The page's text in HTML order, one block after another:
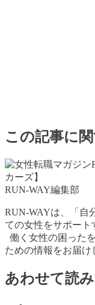
この記事に
RUN-WAY編集部
RUN-WAYは、「自
ての女性をサポート
働く女性の困った
ための情報をお届
あわせて読